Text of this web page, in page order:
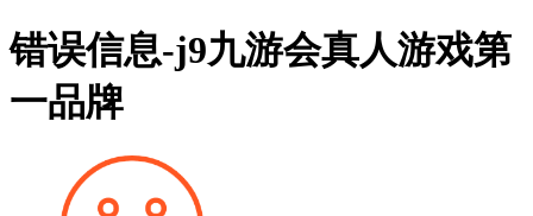
错误信息-j9九游会真人游戏第
一品牌